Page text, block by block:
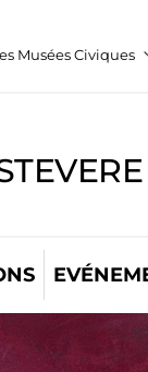
Musées Civiques